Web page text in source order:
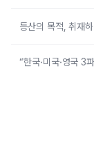
등산의 목적, 취재
“한국·미국·영국 3